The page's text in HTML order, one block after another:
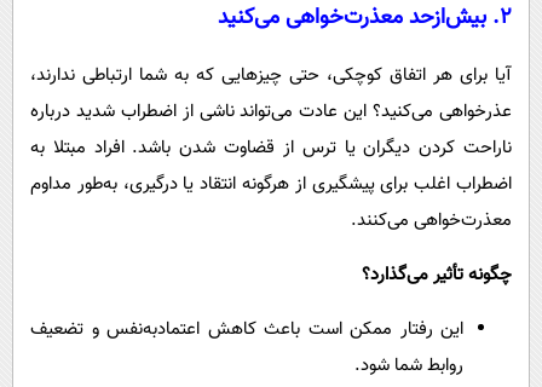
۲. بیش‌ازحد معذرت‌خواهی می‌کنید
آیا برای هر اتفاق کوچکی، حتی چیزهایی که به شما ارتباطی ندارند،
عذرخواهی می‌کنید؟ این عادت می‌تواند ناشی از اضطراب شدید درباره
ناراحت کردن دیگران یا ترس از قضاوت شدن باشد. افراد مبتلا به
اضطراب اغلب برای پیشگیری از هرگونه انتقاد یا درگیری، به‌طور مداوم
معذرت‌خواهی می‌کنند.
چگونه تأثیر می‌گذارد؟
این رفتار ممکن است باعث کاهش اعتمادبه‌نفس و تضعیف
روابط شما شود.